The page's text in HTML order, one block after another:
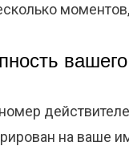
на ваше